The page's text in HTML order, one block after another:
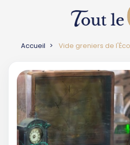
Accueil Vide greniers de